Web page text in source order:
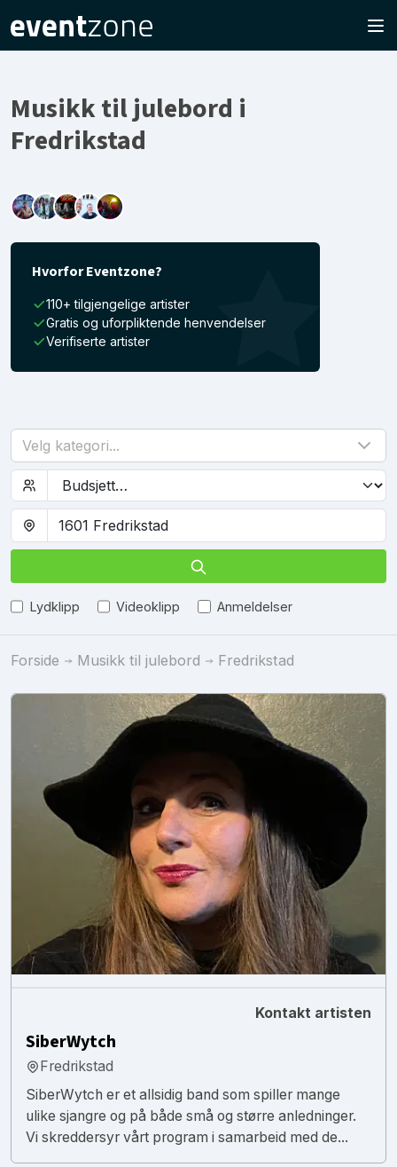
Musikk til julebord i
Fredrikstad
Hvorfor Eventzone?
110+ tilgjengelige artister
Gratis og uforpliktende henvendelser
Verifiserte artister
Velg kategori...
Lydklipp Videoklipp Anmeldelser
Forside Musikk til julebord Fredrikstad
Kontakt artisten
SiberWytch
Fredrikstad
SiberWytch er et allsidig band som spiller mange
ulike sjangre og på både små og større anledninger.
Vi skreddersyr vårt program i samarbeid med de...